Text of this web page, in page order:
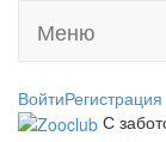
Меню
ВойтиРегистрация
С